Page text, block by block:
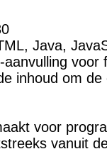
Java,
voor
inhoud om de
voor
vanuit